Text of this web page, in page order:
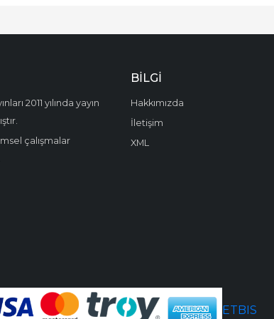
2011 yılında yayın
çalışmalar
BILGI
Hakkımızda
İletişim
XML
ETBIS